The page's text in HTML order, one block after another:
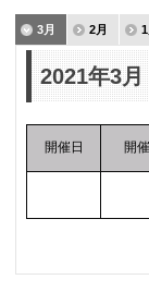
3月 2月 1
2021年3月
開催日 開